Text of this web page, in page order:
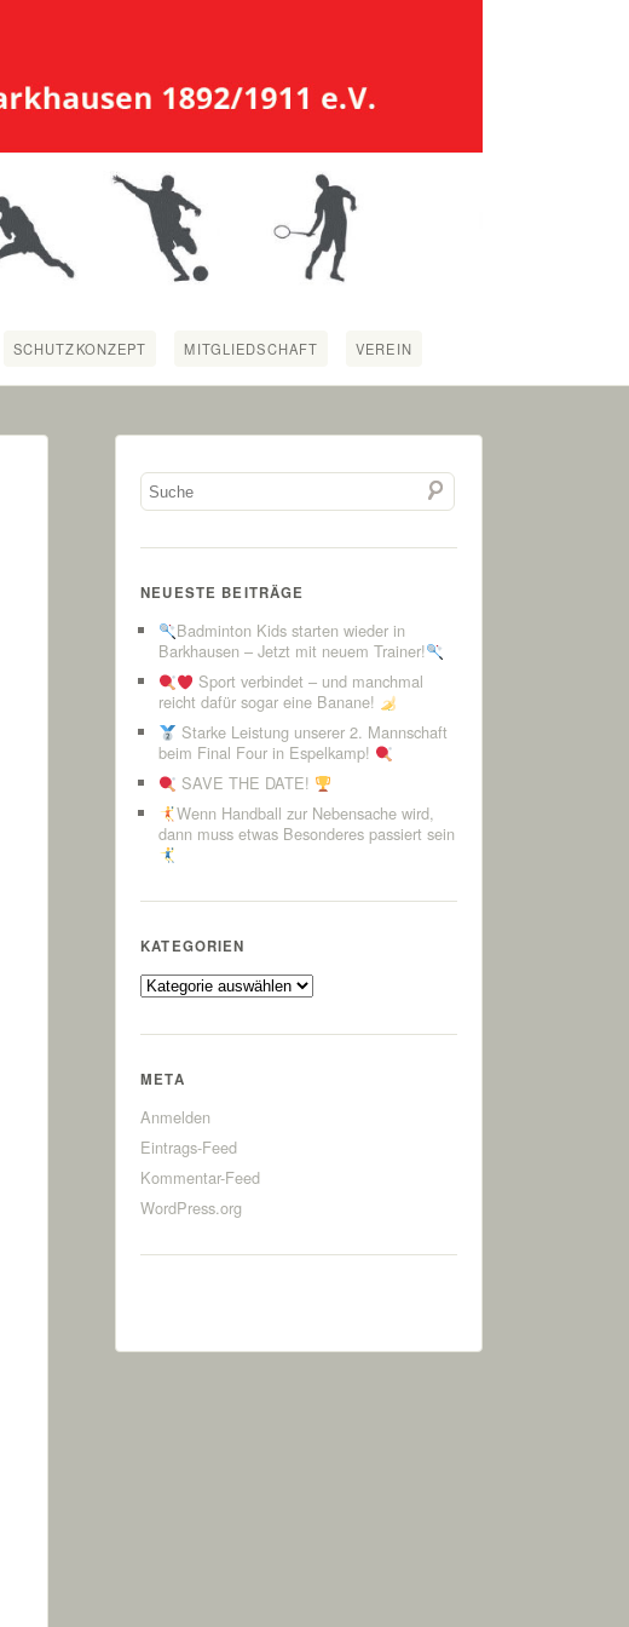
SCHUTZKONZEPT MITGLIEDSCHAFT VEREIN
NEUESTE BEITRÄGE
Badminton Kids starten wieder in
Barkhausen – Jetzt mit neuem Trainer!
Sport verbindet – und manchmal
reicht dafür sogar eine Banane!
Starke Leistung unserer 2. Mannschaft
beim Final Four in Espelkamp!
SAVE THE DATE!
Wenn Handball zur Nebensache wird,
dann muss etwas Besonderes passiert sein
KATEGORIEN
Kategorien
META
Anmelden
Eintrags-Feed
Kommentar-Feed
WordPress.org